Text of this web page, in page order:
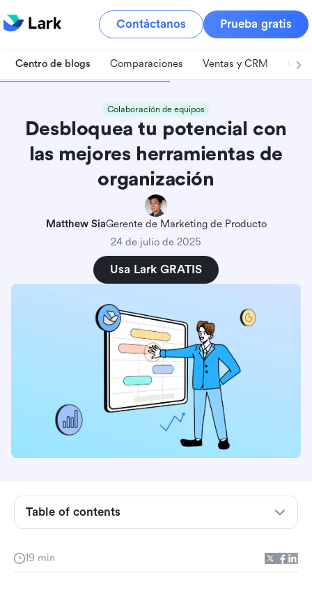
Contáctanos Prueba gratis
Centro de blogs Comparaciones Ventas y CRM
Colaboración de equipos
Desbloquea tu potencial con
las mejores herramientas de
organización
Matthew SiaGerente de Marketing de Producto
24 de julio de 2025
Usa Lark GRATIS
19 min
Table of contents
Tipos de herramientas de organización
herramientas de organización